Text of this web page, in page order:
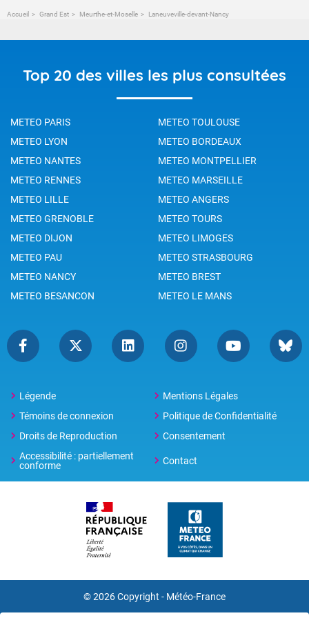
Accueil Grand Est Meurthe-et-Moselle Laneuveville-devant-Nancy
Top 20 des villes les plus consultées
METEO PARIS
METEO TOULOUSE
METEO LYON
METEO BORDEAUX
METEO NANTES
METEO MONTPELLIER
METEO RENNES
METEO MARSEILLE
METEO LILLE
METEO ANGERS
METEO GRENOBLE
METEO TOURS
METEO DIJON
METEO LIMOGES
METEO PAU
METEO STRASBOURG
METEO NANCY
METEO BREST
METEO BESANCON
METEO LE MANS
Légende
Mentions Légales
Témoins de connexion
Politique de Confidentialité
Droits de Reproduction
Consentement
Accessibilité : partiellement
conforme
Contact
© 2026 Copyright - Météo-France